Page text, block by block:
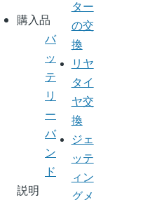
body
購入品
バ
ッ
テ
リ
ー
バ
ン
ド
説明
ター
の交
換
リヤ
タイ
ヤ交
換
ジェ
ッテ
ィン
グメ